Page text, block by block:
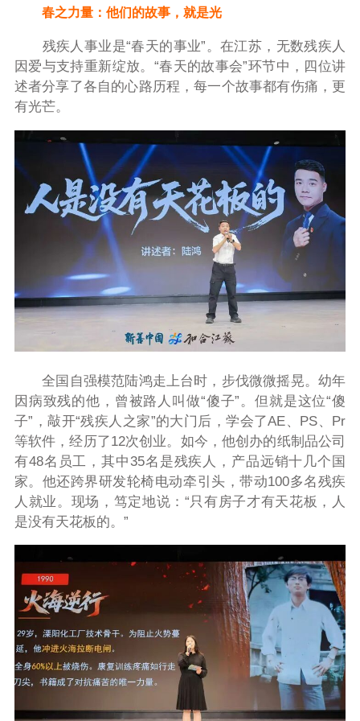
春之力量：他们的故事，就是光
残疾人事业是“春天的事业”。在江苏，无数残疾人
因爱与支持重新绽放。“春天的故事会”环节中，四位讲
述者分享了各自的心路历程，每一个故事都有伤痛，更
有光芒。
全国自强模范陆鸿走上台时，步伐微微摇晃。幼年
因病致残的他，曾被路人叫做“傻子”。但就是这位“傻
子”，敲开“残疾人之家”的大门后，学会了AE、PS、Pr
等软件，经历了12次创业。如今，他创办的纸制品公司
有48名员工，其中35名是残疾人，产品远销十几个国
家。他还跨界研发轮椅电动牵引头，带动100多名残疾
人就业。现场，笃定地说：“只有房子才有天花板，人
是没有天花板的。”